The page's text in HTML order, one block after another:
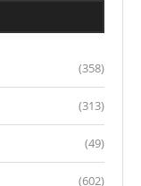
(358)
(313)
(49)
(602)